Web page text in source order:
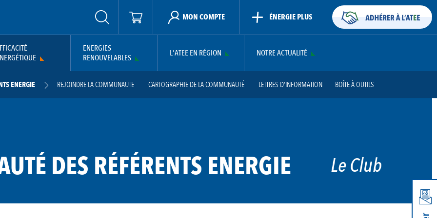
MON COMPTE ÉNERGIE PLUS
ENERGIES
RENOUVELABLES
L'ATEE EN RÉGION NOTRE ACTUALITÉ
ENERGIE REJOINDRE LA COMMUNAUTE CARTOGRAPHIE DE LA COMMUNAUTÉ LETTRES D'INFORMATION
BOÎTE À OUTILS
DES RÉFÉRENTS ENERGIE Le Club